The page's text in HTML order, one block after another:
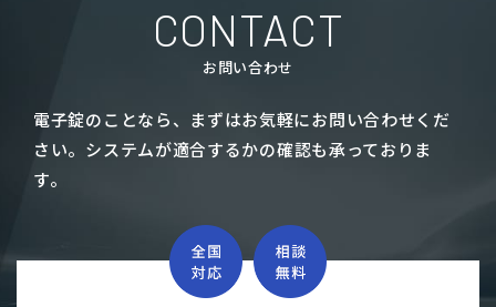
CONTACT
お問い合わせ
電子錠のことなら、まずはお気軽にお問い合わせくだ
さい。 システムが適合するかの確認も承っておりま
す。